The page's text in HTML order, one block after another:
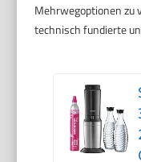
Mehrwegoptionen zu
technisch fundierte